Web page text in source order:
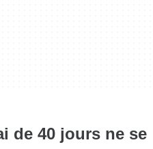
de 40 jours ne se